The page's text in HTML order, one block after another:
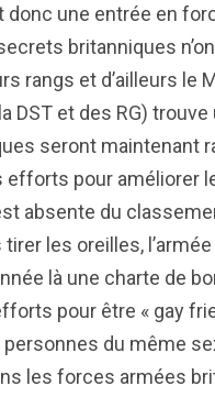
donc une entrée en
britanniques
rangs et d’ailleurs le
DST et des RG)
seront
efforts pour
absente du
les oreilles,
là une charte de
pour être « gay
du même
les forces armées